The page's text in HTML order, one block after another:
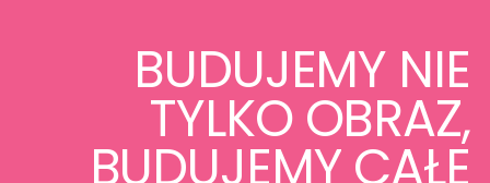
BUDUJEMY NIE
TYLKO OBRAZ,
BUDUJEMY CAŁE